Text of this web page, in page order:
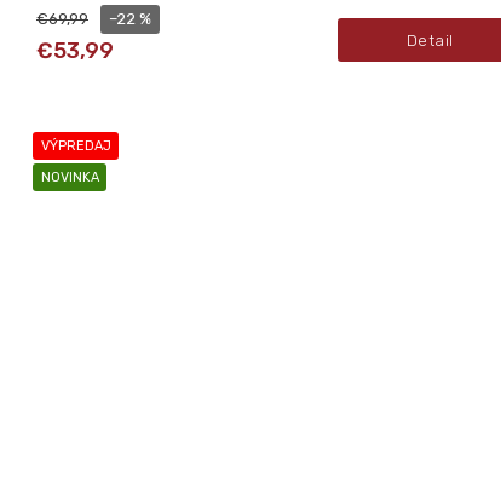
€69,99
€53,99
–22 %
Detail
VÝPREDAJ
NOVINKA